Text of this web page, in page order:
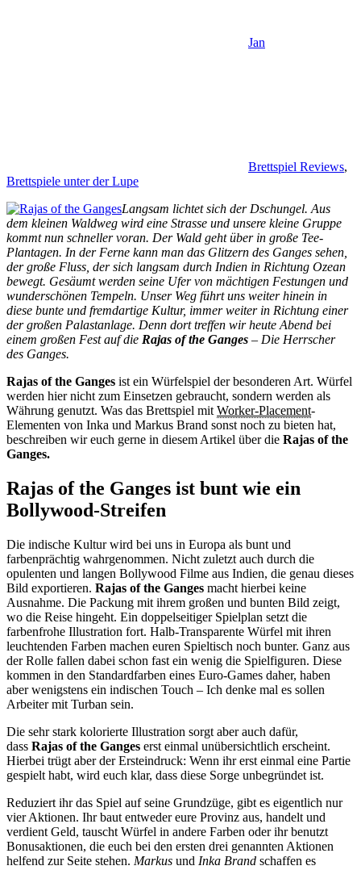
Jan
Brettspiel Reviews,
Brettspiele unter der Lupe
Langsam lichtet sich der Dschungel. Aus
dem kleinen Waldweg wird eine Strasse und unsere kleine Gruppe
kommt nun schneller voran. Der Wald geht über in große Tee-
Plantagen. In der Ferne kann man das Glitzern des Ganges sehen,
der große Fluss, der sich langsam durch Indien in Richtung Ozean
bewegt. Gesäumt werden seine Ufer von mächtigen Festungen und
wunderschönen Tempeln. Unser Weg führt uns weiter hinein in
diese bunte und fremdartige Kultur, immer weiter in Richtung einer
der großen Palastanlage. Denn dort treffen wir heute Abend bei
einem großen Fest auf die Rajas of the Ganges – Die Herrscher
des Ganges.
Rajas of the Ganges ist ein Würfelspiel der besonderen Art. Würfel
werden hier nicht zum Einsetzen gebraucht, sondern werden als
Währung genutzt. Was das Brettspiel mit Worker-Placement-
Elementen von Inka und Markus Brand sonst noch zu bieten hat,
beschreiben wir euch gerne in diesem Artikel über die Rajas of the
Ganges.
Rajas of the Ganges ist bunt wie ein
Bollywood-Streifen
Die indische Kultur wird bei uns in Europa als bunt und
farbenprächtig wahrgenommen. Nicht zuletzt auch durch die
opulenten und langen Bollywood Filme aus Indien, die genau dieses
Bild exportieren. Rajas of the Ganges macht hierbei keine
Ausnahme. Die Packung mit ihrem großen und bunten Bild zeigt,
wo die Reise hingeht. Ein doppelseitiger Spielplan setzt die
farbenfrohe Illustration fort. Halb-Transparente Würfel mit ihren
leuchtenden Farben machen euren Spieltisch noch bunter. Ganz aus
der Rolle fallen dabei schon fast ein wenig die Spielfiguren. Diese
kommen in den Standardfarben eines Euro-Games daher, haben
aber wenigstens ein indischen Touch – Ich denke mal es sollen
Arbeiter mit Turban sein.
Die sehr stark kolorierte Illustration sorgt aber auch dafür,
dass Rajas of the Ganges erst einmal unübersichtlich erscheint.
Hierbei trügt aber der Ersteindruck: Wenn ihr erst einmal eine Partie
gespielt habt, wird euch klar, dass diese Sorge unbegründet ist.
Reduziert ihr das Spiel auf seine Grundzüge, gibt es eigentlich nur
vier Aktionen. Ihr baut entweder eure Provinz aus, handelt und
verdient Geld, tauscht Würfel in andere Farben oder ihr benutzt
Bonusaktionen, die euch bei den ersten drei genannten Aktionen
helfend zur Seite stehen. Markus und Inka Brand schaffen es